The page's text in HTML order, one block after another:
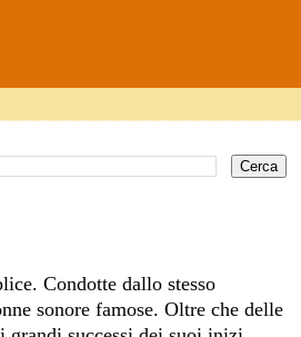
Condotte dallo stesso
sonore famose. Oltre che delle